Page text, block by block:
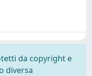
da copyright e
diversa